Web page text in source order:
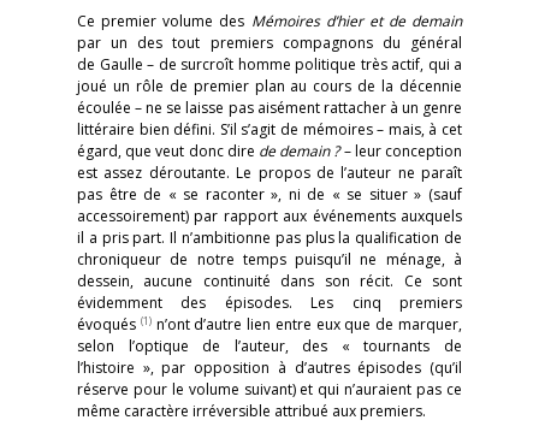
Ce premier volume des Mémoires d’hier et de demain
par un des tout premiers compagnons du général
de Gaulle – de surcroît homme politique très actif, qui a
joué un rôle de premier plan au cours de la décennie
écoulée – ne se laisse pas aisément rattacher à un genre
littéraire bien défini. S’il s’agit de mémoires – mais, à cet
égard, que veut donc dire de demain ?– leur conception
est assez déroutante. Le propos de l’auteur ne paraît
pas être de « se raconter », ni de « se situer » (sauf
accessoirement) par rapport aux événements auxquels
il a pris part. Il n’ambitionne pas plus la qualification de
chroniqueur de notre temps puisqu’il ne ménage, à
dessein, aucune continuité dans son récit. Ce sont
évidemment des épisodes. Les cinq premiers
évoqués (1)n’ont d’autre lien entre eux que de marquer,
selon l’optique de l’auteur, des « tournants de
l’histoire », par opposition à d’autres épisodes (qu’il
réserve pour le volume suivant) et qui n’auraient pas ce
même caractère irréversible attribué aux premiers.